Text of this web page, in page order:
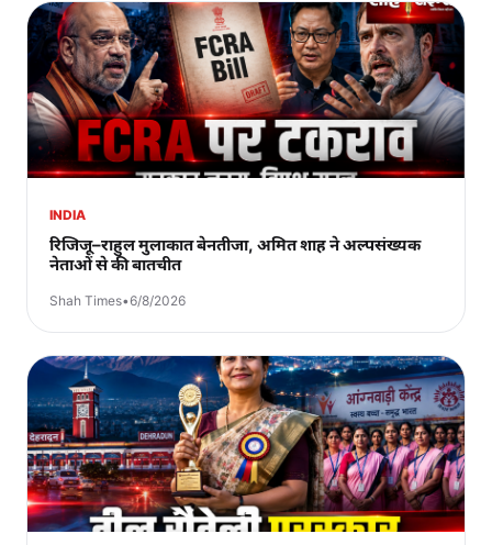
INDIA
रिजिजू–राहुल मुलाकात बेनतीजा, अमित शाह ने अल्पसंख्यक
नेताओं से की बातचीत
Shah Times•6/8/2026